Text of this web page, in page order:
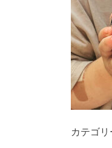
カテゴリ